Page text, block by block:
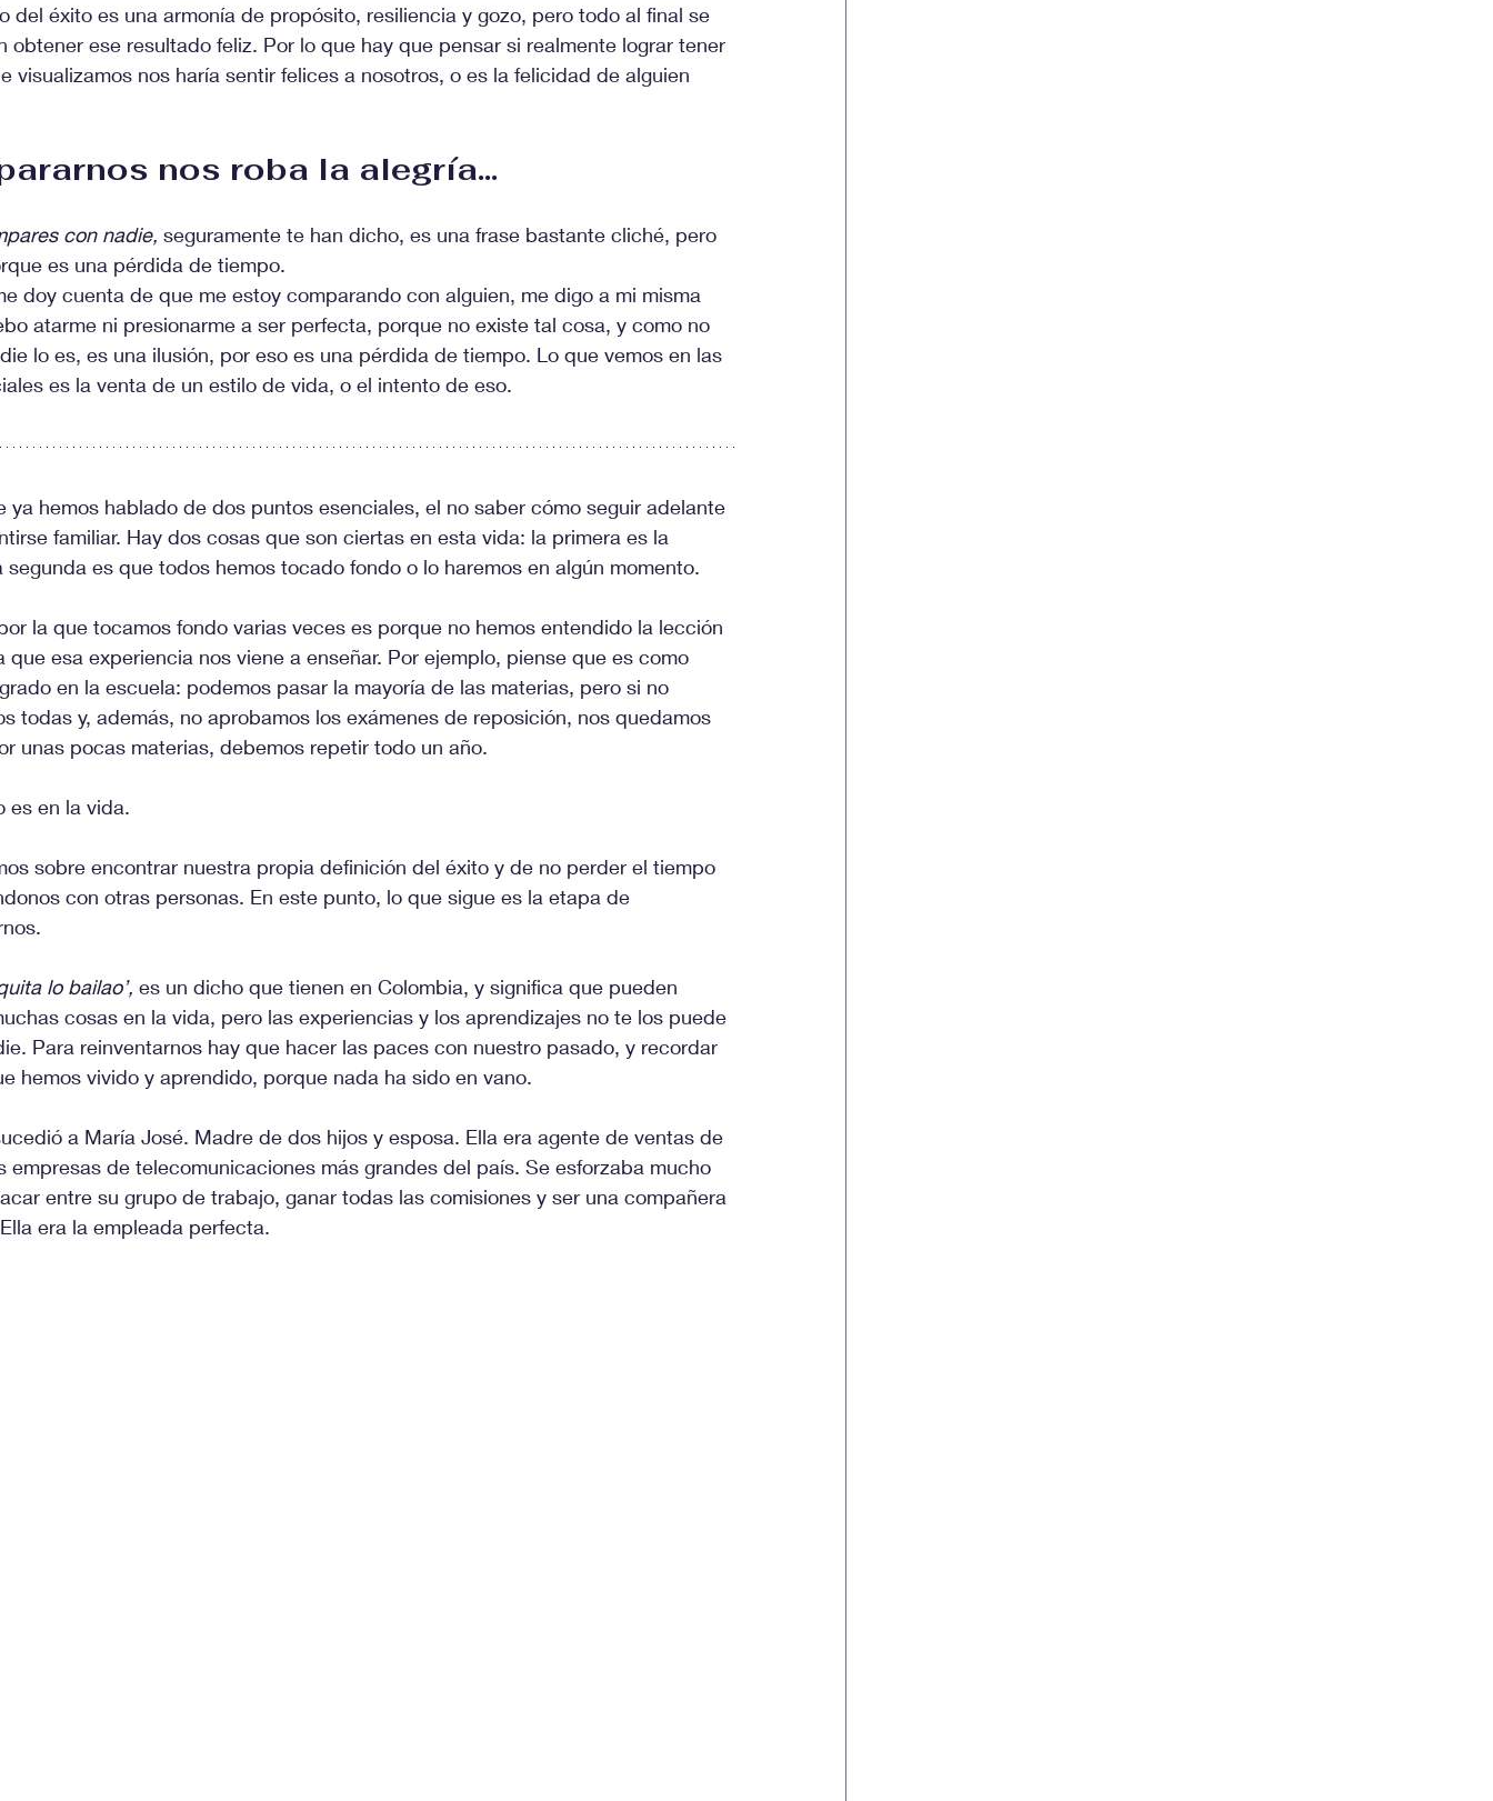
del éxito es una armonía de propósito, resiliencia y gozo, pero todo al final se
obtener ese resultado feliz. Por lo que hay que pensar si realmente lograr tener
visualizamos nos haría sentir felices a nosotros, o es la felicidad de alguien
nos roba la alegría…
con nadie, seguramente te han dicho, es una frase bastante cliché, pero
es una pérdida de tiempo.
doy cuenta de que me estoy comparando con alguien, me digo a mi misma
atarme ni presionarme a ser perfecta, porque no existe tal cosa, y como no
lo es, es una ilusión, por eso es una pérdida de tiempo. Lo que vemos en las
es la venta de un estilo de vida, o el intento de eso.
ya hemos hablado de dos puntos esenciales, el no saber cómo seguir adelante
familiar. Hay dos cosas que son ciertas en esta vida: la primera es la
segunda es que todos hemos tocado fondo o lo haremos en algún momento.
la que tocamos fondo varias veces es porque no hemos entendido la lección
que esa experiencia nos viene a enseñar. Por ejemplo, piense que es como
en la escuela: podemos pasar la mayoría de las materias, pero si no
todas y, además, no aprobamos los exámenes de reposición, nos quedamos
unas pocas materias, debemos repetir todo un año.
es en la vida.
sobre encontrar nuestra propia definición del éxito y de no perder el tiempo
con otras personas. En este punto, lo que sigue es la etapa de
lo bailao’, es un dicho que tienen en Colombia, y significa que pueden
cosas en la vida, pero las experiencias y los aprendizajes no te los puede
Para reinventarnos hay que hacer las paces con nuestro pasado, y recordar
hemos vivido y aprendido, porque nada ha sido en vano.
a María José. Madre de dos hijos y esposa. Ella era agente de ventas de
empresas de telecomunicaciones más grandes del país. Se esforzaba mucho
entre su grupo de trabajo, ganar todas las comisiones y ser una compañera
era la empleada perfecta.